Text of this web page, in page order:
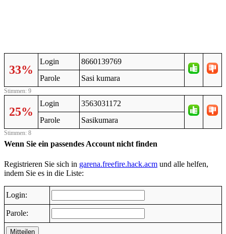
33%
Login
8660139769
Parole
Sasi kumara
Stimmen: 9
25%
Login
3563031172
Parole
Sasikumara
Stimmen: 8
Wenn Sie ein passendes Account nicht finden
Registrieren Sie sich in garena.freefire.hack.acm und alle helfen,
indem Sie es in die Liste:
Login:
Parole:
Mitteilen